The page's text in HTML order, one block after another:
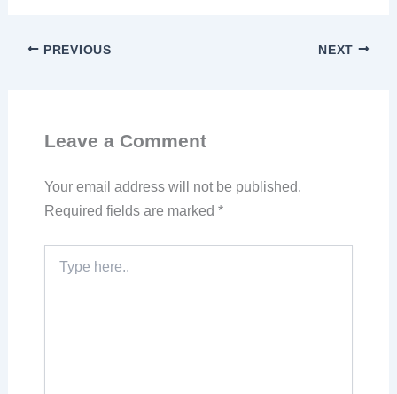
PREVIOUS NEXT
Leave a Comment
Your email address will not be published.
Required fields are marked *
here..